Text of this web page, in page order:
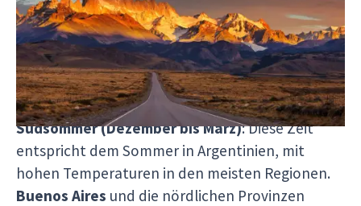
was die Jahreszeiten im Vergleich zu Europa
umkehrt.
Ein Überblick über die argentinischen
Jahreszeiten:
Südsommer (Dezember bis März): Diese Zeit
entspricht dem Sommer in Argentinien, mit
hohen Temperaturen in den meisten Regionen.
Buenos Aires und die nördlichen Provinzen